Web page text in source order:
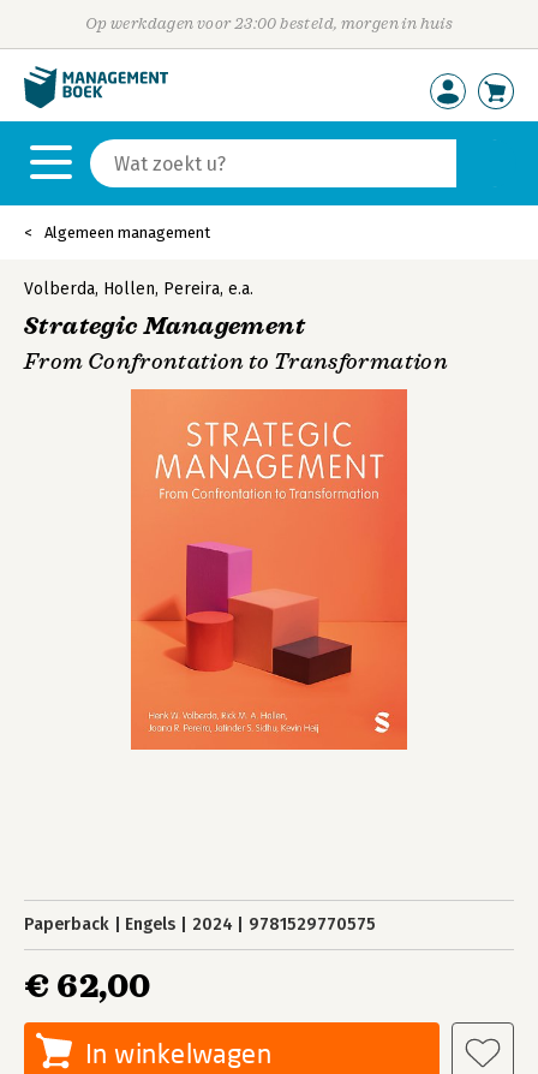
Op werkdagen voor 23:00 besteld, morgen in huis
Algemeen management
Volberda, Hollen, Pereira, e.a.
Strategic Management
From Confrontation to Transformation
Paperback Engels 2024 9781529770575
€ 62,00
In winkelwagen